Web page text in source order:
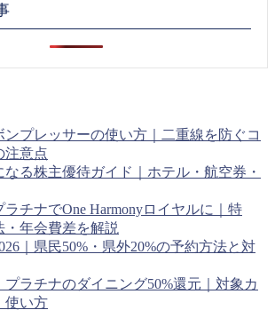
ンプレッサーの使い方｜二重線を防ぐコ
注意点
る株主優待ガイド｜ホテル・航空券・
チナでOne Harmonyロイヤルに｜特
・年会費差を解説
｜県民50%・県外20%の予約方法と対
プラチナのダイニング50%還元｜対象カ
使い方